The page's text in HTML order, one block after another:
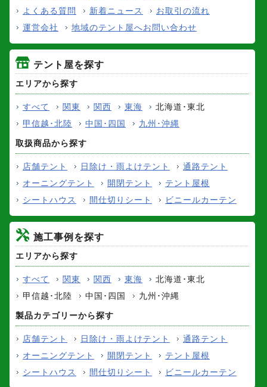
よくある質問
新着ニュース
お取引の流れ
運営会社
地域のテント屋へお問い合わせ
テント屋を探す
エリアから探す
すべて 関東 関西 東海
北海道･東北
甲信越･北陸
中国･四国 九州･沖縄
取扱商品から探す
店舗テント 日除け・雨よけテント
通路テント
オーニングテント
開閉テント
テント屋根
シートハウス
間仕切りシート ビニールカーテン
施工事例を探す
エリアから探す
すべて 関東 関西 東海
北海道･東北
甲信越･北陸
中国･四国 九州･沖縄
製品カテゴリーから探す
店舗テント 日除け・雨よけテント
通路テント
オーニングテント
開閉テント
テント屋根
シートハウス
間仕切りシート ビニールカーテン